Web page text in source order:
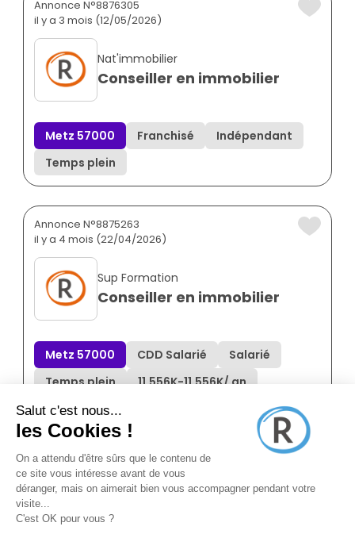
Annonce N°8876305
il y a 3 mois (12/05/2026)
Nat'immobilier
Conseiller en immobilier
Metz 57000 Franchisé
Indépendant
Temps plein
Annonce N°8875263
il y a 4 mois (22/04/2026)
Sup Formation
Conseiller en immobilier
Metz 57000 CDD Salarié
Salarié
Temps plein
11.556K-11.556K/ an
il y a 5 mois (13/03/2026)
Tringale Michael Bsk Immobilier
Conseiller en immobilier